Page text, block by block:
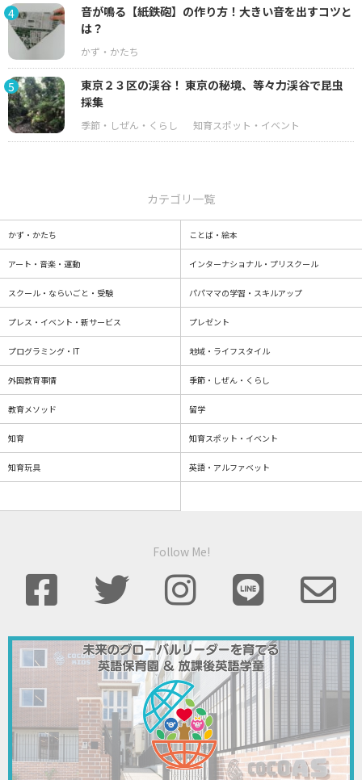
4
音が鳴る【紙鉄砲】の作り方！大きい音を出すコツと
は？
5
東京２３区の渓谷！ 東京の秘境、等々力渓谷で昆虫
採集
カテゴリ一覧
かず・かたち ことば・絵本
アート・音楽・運動 インターナショナル・プリスクール
スクール・ならいごと・受験 パパママの学習・スキルアップ
プレス・イベント・新サービス プレゼント
プログラミング・IT 地域・ライフスタイル
外国教育事情 季節・しぜん・くらし
教育メソッド 留学
知育 知育スポット・イベント
知育玩具 英語・アルファベット
Follow Me!